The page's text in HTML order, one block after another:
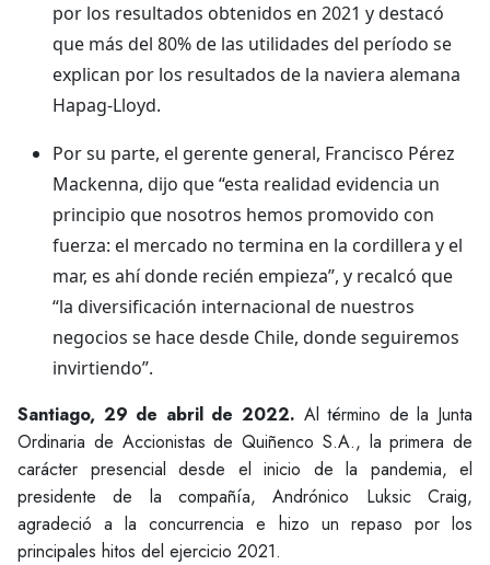
por los resultados obtenidos en 2021 y destacó
que más del 80% de las utilidades del período se
explican por los resultados de la naviera alemana
Hapag-Lloyd.
Por su parte, el gerente general, Francisco Pérez
Mackenna, dijo que “esta realidad evidencia un
principio que nosotros hemos promovido con
fuerza: el mercado no termina en la cordillera y el
mar, es ahí donde recién empieza”, y recalcó que
“la diversificación internacional de nuestros
negocios se hace desde Chile, donde seguiremos
invirtiendo”.
Santiago, 29 de abril de 2022. Al término de la Junta
Ordinaria de Accionistas de Quiñenco S.A., la primera de
carácter presencial desde el inicio de la pandemia, el
presidente de la compañía, Andrónico Luksic Craig,
agradeció a la concurrencia e hizo un repaso por los
principales hitos del ejercicio 2021.